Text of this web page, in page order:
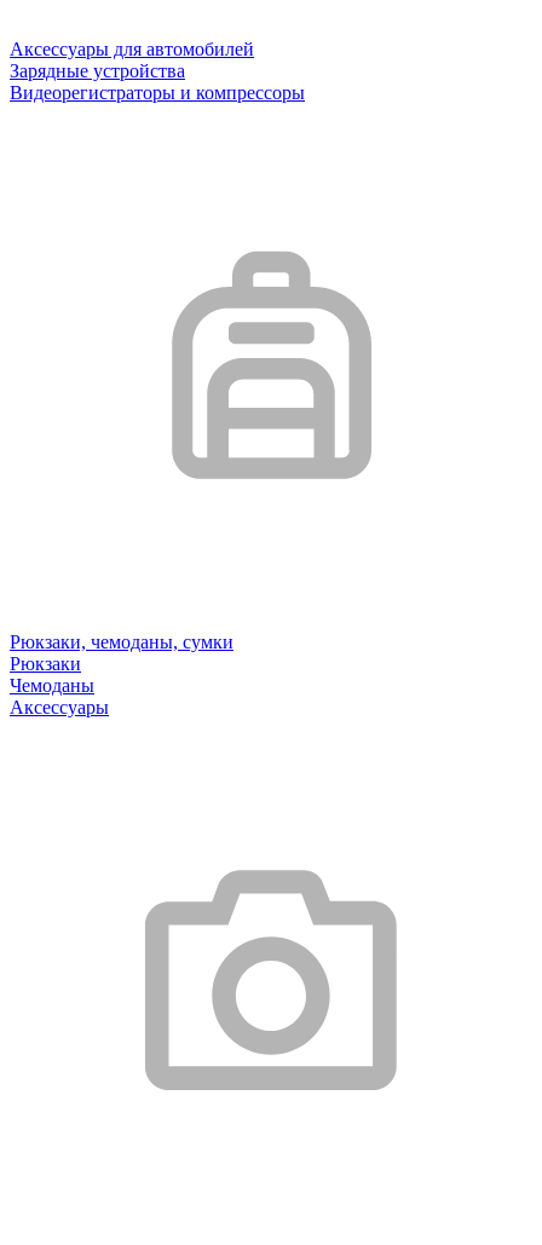
Аксессуары для автомобилей
Зарядные устройства
Видеорегистраторы и компрессоры
Рюкзаки, чемоданы, сумки
Рюкзаки
Чемоданы
Аксессуары